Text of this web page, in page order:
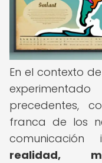
En el contexto
precedentes,
franca de los
comunicación
realidad,